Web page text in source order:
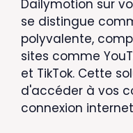
Dailymotion sur
se distingue
polyvalente,
sites comme
et TikTok. Cette
d'accéder à vos
connexion